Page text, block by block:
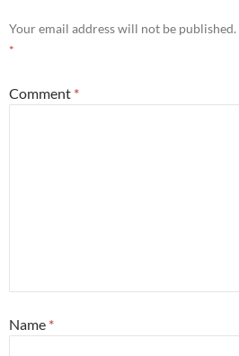
Your email address will not be published.
*
Comment *
Name *